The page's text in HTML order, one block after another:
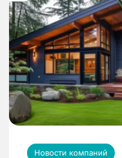
Новости компаний